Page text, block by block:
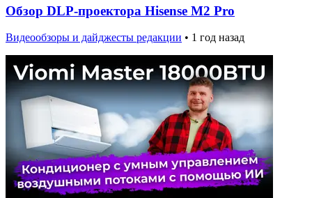
Обзор DLP-проектора Hisense M2 Pro
Видеообзоры и дайджесты редакции • 1 год назад